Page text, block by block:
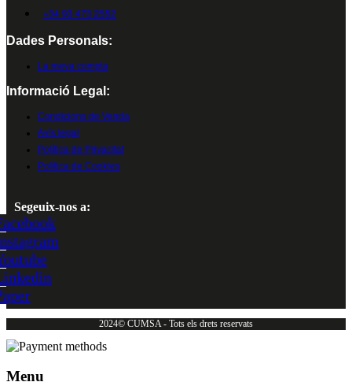
+34 93 473 2552
Dades Personals:
La meva compta
Informació Legal:
Condicions de Venda
Avís legal
Política de Privacitat
Política de Cookies
Segeuix-nos a:
2024© CUMSA - Tots els drets reservats
Menu